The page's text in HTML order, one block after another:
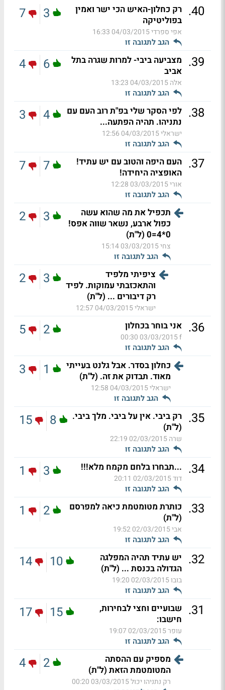
40
. רק כחלון-האיש הכי ישר ואמין
בפוליטיקה
אפי ספרדי04/03/2015 16:33
הגב לתגובה זו
3
7
39
. מצביעה ביבי- למרות שגרה בתל
אביב
אלה04/03/2015 13:23
הגב לתגובה זו
6
4
38
. לפי הסקר שלי בפ"ת רוב העם עם
נתניהו. תהיה הפתעה...
ישראלי04/03/2015 12:56
הגב לתגובה זו
4
3
37
. העם היפה והטוב עם יש עתיד!
האופציה היחידה!
אורי03/03/2015 12:28
הגב לתגובה זו
7
7
תכפיל את מה שהוא עשה
כפול ארבע, נשאר שווה אפס!
0*4=0 (ל"ת)
צחי03/03/2015 15:14
הגב לתגובה זו
3
2
ציפיתי מלפיד
והתאכזבתי עמוקות. לפיד
רק דיבורים ... (ל"ת)
ישראלי04/03/2015 12:57
3
2
36
. אני בוחר בכחלון
f
03/03/2015 00:30
הגב לתגובה זו
2
5
כחלון בסדר. אבל גלנט בעייתי
מאוד. תבדוק את זה. (ל"ת)
ישראלי04/03/2015 12:58
הגב לתגובה זו
1
3
35
. רק ביבי. אין על ביבי. מלך ביבי.
(ל"ת)
שרה02/03/2015 22:19
הגב לתגובה זו
8
15
34
. ...תבחרו בלחם מקמח מלא!!!
דוד02/03/2015 20:11
הגב לתגובה זו
3
1
33
. כותרת מטומטמת כיאה למפרסם
(ל"ת)
אבי02/03/2015 19:52
הגב לתגובה זו
2
1
32
. יש עתיד תהיה המפלגה
הגדולה בכנסת ... (ל"ת)
בובו02/03/2015 19:20
הגב לתגובה זו
10
14
31
. שבועיים וחצי לבחירות,
חישבו:
עופר02/03/2015 19:07
הגב לתגובה זו
15
17
מספיק עם ההסתה
המטומטמת הזאת (ל"ת)
רק נתניהו יכול03/03/2015 00:20
2
4